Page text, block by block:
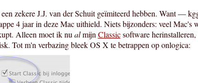
zekere J.J. van der Schuit geïmiteerd hebben. Want —
4 jaar in deze Mac uithield. Niets bijzonders: veel Mac's
Alleen moet ik nualmijnClassicsoftware
Tot m'n verbazing bleek OS X te betrappen op onlogica: